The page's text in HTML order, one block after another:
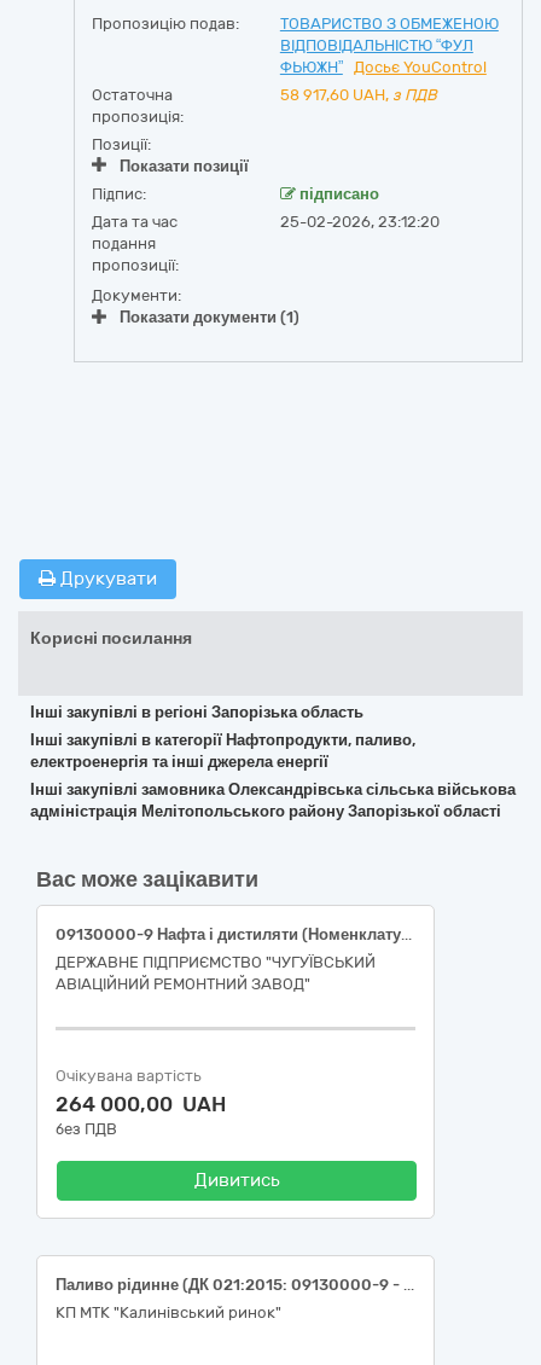
Пропозицію подав:
ТОВАРИСТВО З ОБМЕЖЕНОЮ
ВІДПОВІДАЛЬНІСТЮ “ФУЛ
ФЬЮЖН”
Досьє YouControl
Остаточна
пропозиція:
58 917,60 UAH, з ПДВ
Позиції:
Показати позиції
Підпис:
підписано
Дата та час
подання
пропозиції:
25-02-2026, 23:12:20
Документи:
Показати документи (1)
Друкувати
Корисні посилання
Інші закупівлі в регіоні Запорізька область
Інші закупівлі в категорії Нафтопродукти, паливо,
електроенергія та інші джерела енергії
Інші закупівлі замовника Олександрівська сільська військова
адміністрація Мелітопольського району Запорізької області
Вас може зацікавити
09130000-9 Нафта і дистиляти (Номенклатура 09131000-6 Авіаційний гас) (паливо Jet А-1)
ДЕРЖАВНЕ ПІДПРИЄМСТВО "ЧУГУЇВСЬКИЙ
АВІАЦІЙНИЙ РЕМОНТНИЙ ЗАВОД"
Очікувана вартість
264 000,00 UAH
без ПДВ
Дивитись
Паливо рідинне (ДК 021:2015: 09130000-9 - Нафта і дистиляти)
КП МТК "Калинівський ринок"